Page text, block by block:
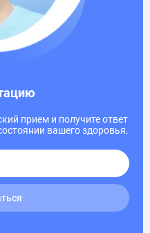
прием и получите ответ
вашего здоровья.